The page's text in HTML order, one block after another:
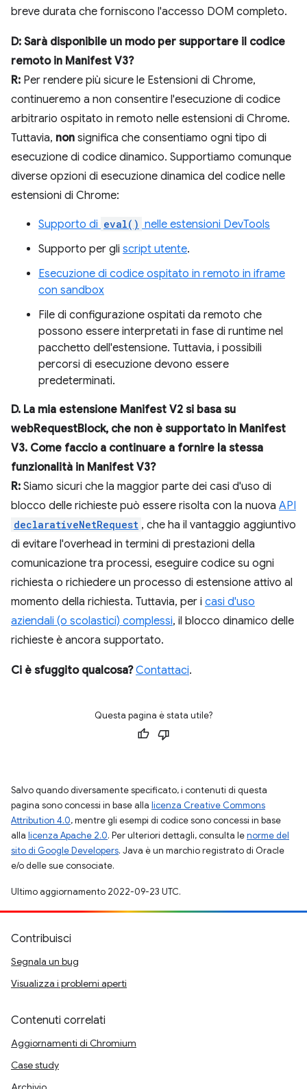
breve durata che forniscono l'accesso DOM completo.
D: Sarà disponibile un modo per supportare il codice
remoto in Manifest V3?
R: Per rendere più sicure le Estensioni di Chrome,
continueremo a non consentire l'esecuzione di codice
arbitrario ospitato in remoto nelle estensioni di Chrome.
Tuttavia, non significa che consentiamo ogni tipo di
esecuzione di codice dinamico. Supportiamo comunque
diverse opzioni di esecuzione dinamica del codice nelle
estensioni di Chrome:
Supporto di eval() nelle estensioni DevTools
Supporto per gli script utente.
Esecuzione di codice ospitato in remoto in iframe
con sandbox
File di configurazione ospitati da remoto che
possono essere interpretati in fase di runtime nel
pacchetto dell'estensione. Tuttavia, i possibili
percorsi di esecuzione devono essere
predeterminati.
D. La mia estensione Manifest V2 si basa su
webRequestBlock, che non è supportato in Manifest
V3. Come faccio a continuare a fornire la stessa
funzionalità in Manifest V3?
R: Siamo sicuri che la maggior parte dei casi d'uso di
blocco delle richieste può essere risolta con la nuova API
declarativeNetRequest , che ha il vantaggio aggiuntivo
di evitare l'overhead in termini di prestazioni della
comunicazione tra processi, eseguire codice su ogni
richiesta o richiedere un processo di estensione attivo al
momento della richiesta. Tuttavia, per i casi d'uso
aziendali (o scolastici) complessi, il blocco dinamico delle
richieste è ancora supportato.
Ci è sfuggito qualcosa? Contattaci.
Questa pagina è stata utile?
Salvo quando diversamente specificato, i contenuti di questa
pagina sono concessi in base alla licenza Creative Commons
Attribution 4.0, mentre gli esempi di codice sono concessi in base
alla licenza Apache 2.0. Per ulteriori dettagli, consulta lenorme del
sito di Google Developers. Java è un marchio registrato di Oracle
e/o delle sue consociate.
Ultimo aggiornamento 2022-09-23 UTC.
Contribuisci
Segnala un bug
Visualizza i problemi aperti
Contenuti correlati
Aggiornamenti di Chromium
Case study